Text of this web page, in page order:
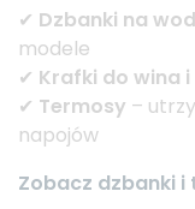
✔ Dzbanki na
modele
✔ Krafki do wina
✔ Termosy –
napojów
Zobacz dzbanki i